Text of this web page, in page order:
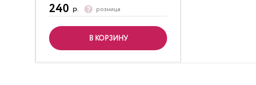
240 р. розница
В КОРЗИНУ